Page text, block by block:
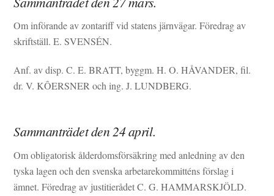
Om införande av zontariff vid statens järnvägar. Föredrag av
skriftställ. E. SVENSÉN.
Anf. av disp. C. E. BRATT, byggm. H. O. HÅVANDER, fil.
dr. V. KÔERSNER och ing. J. LUNDBERG.
Sammanträdet den 24 april.
Om obligatorisk ålderdomsförsäkring med anledning av den
tyska lagen och den svenska arbetarekommitténs förslag i
ämnet. Föredrag av justitierådet C. G. HAMMARSKJÖLD.